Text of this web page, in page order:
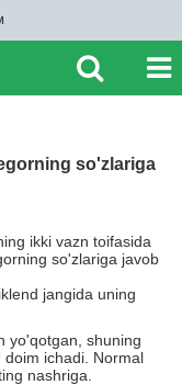
so'zlariga
ikki vazn toifasida
so'zlariga javob
jangida uning
yo'qotgan, shuning
ichadi. Normal
nashriga.